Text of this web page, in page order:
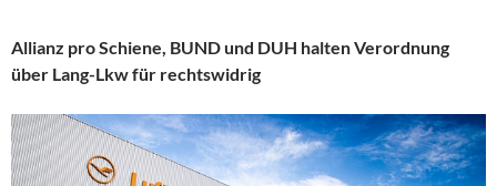
Allianz pro Schiene, BUND und DUH halten Verordnung
über Lang-Lkw für rechtswidrig